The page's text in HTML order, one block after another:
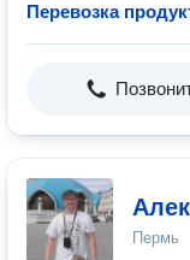
Перевозка
Пермь